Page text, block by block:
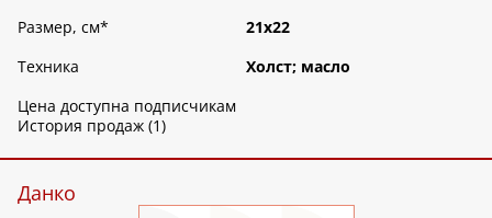
Размер, см*
21х22
Техника
Холст; масло
Цена доступна подписчикам
История продаж (1)
Данко